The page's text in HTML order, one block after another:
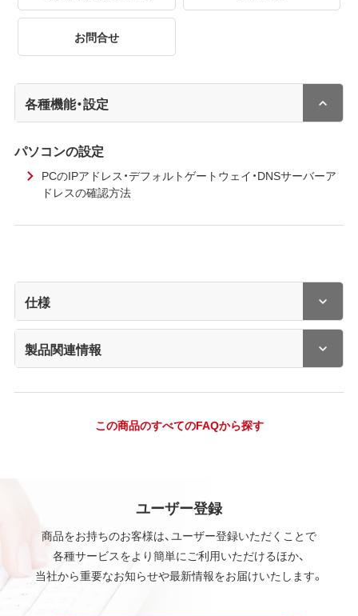
お問合せ
各種機能・設定
パソコンの設定
PCのIPアドレス・デフォルトゲートウェイ・DNSサーバーア
ドレスの確認方法
仕様
製品関連情報
この商品のすべてのFAQから探す
ユーザー登録
商品をお持ちのお客様は、ユーザー登録いただくことで
各種サービスをより簡単にご利用いただけるほか、
当社から重要なお知らせや最新情報をお届けいたします。